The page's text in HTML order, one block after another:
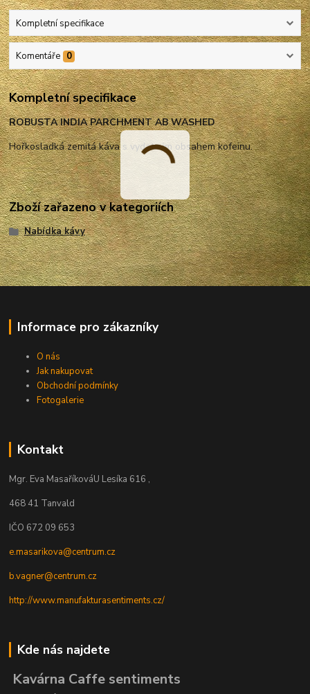
Kompletní specifikace
Komentáře 0
Kompletní specifikace
ROBUSTA INDIA PARCHMENT AB WASHED
Hořkosladká zemitá káva s vydatným obsahem kofeinu.
Zboží zařazeno v kategoriích
Nabídka kávy
Informace pro zákazníky
O nás
Jak nakupovat
Obchodní podmínky
Fotogalerie
Kontakt
Mgr. Eva MasaříkováU Lesíka 616 ,
468 41 Tanvald
IČO 672 09 653
e.masarikova@centrum.cz
b.vagner@centrum.cz
http://www.manufakturasentiments.cz/
Kde nás najdete
Kavárna Caffe sentiments